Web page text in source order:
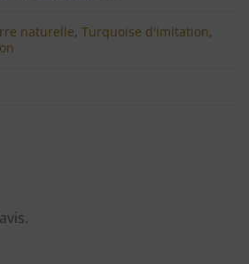
naturelle,Turquoise d'imitation,